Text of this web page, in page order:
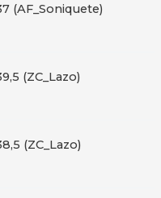
(AF_Soniquete)
(ZC_Lazo)
(ZC_Lazo)